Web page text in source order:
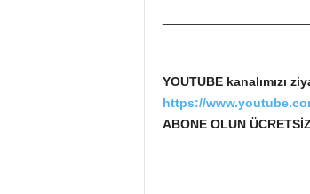
YOUTUBE kanalımızı
https://
ABONE OLUN